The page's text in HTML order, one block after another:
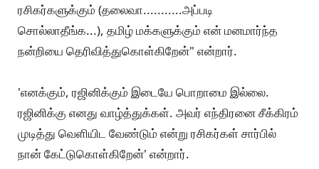
ரசிகர்களுக்கும் (தலைவா...........அப்படி
சொல்லாதீங்க...), தமிழ் மக்களுக்கும் என் மனமார்ந்த
நன்றியை தெரிவித்துகொள்கிறேன்" என்றார்.
'எனக்கும், ரஜினிக்கும் இடையே பொறாமை இல்லை.
ரஜினிக்கு எனது வாழ்த்துக்கள். அவர் எந்திரனை சீக்கிரம்
முடித்து வெளியிட வேண்டும் என்று ரசிகர்கள் சார்பில்
நான் கேட்டுகொள்கிறேன்' என்றார்.